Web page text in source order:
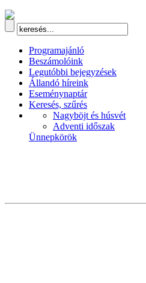
Programajánló
Beszámolóink
Legutóbbi bejegyzések
Állandó híreink
Eseménynaptár
Keresés, szűrés
Nagyböjt és húsvét
Adventi időszak
Ünnepkörök